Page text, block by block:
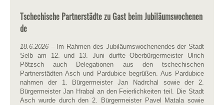
Tschechische Partnerstädte zu Gast beim Jubiläumswochenen
de
18.6.2026 – Im Rahmen des Jubiläumswochenendes der Stadt
Selb am 12. und 13. Juni durfte Oberbürgermeister Ulrich
Pötzsch auch Delegationen aus den tschechischen
Partnerstädten Asch und Pardubice begrüßen. Aus Pardubice
nahmen der 1. Bürgermeister Jan Nadrchal sowie der 2.
Bürgermeister Jan Hrabal an den Feierlichkeiten teil. Die Stadt
Asch wurde durch den 2. Bürgermeister Pavel Matala sowie